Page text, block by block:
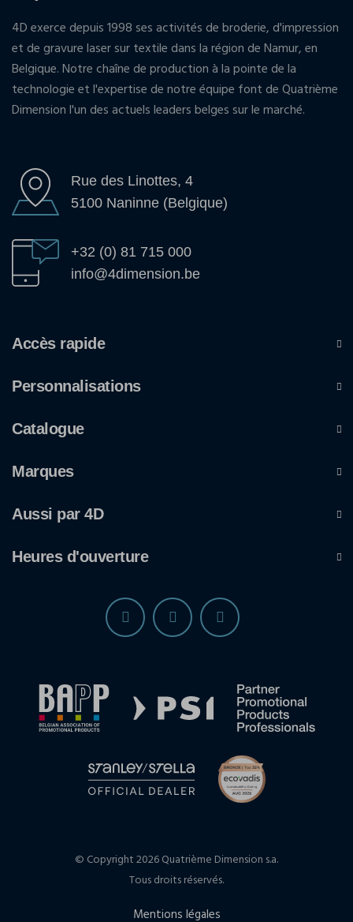
4D exerce depuis 1998 ses activités de broderie, d'impression
et de gravure laser sur textile dans la région de Namur, en
Belgique. Notre chaîne de production à la pointe de la
technologie et l'expertise de notre équipe font de Quatrième
Dimension l'un des actuels leaders belges sur le marché.
Rue des Linottes, 4
5100 Naninne (Belgique)
+32 (0) 81 715 000
info@4dimension.be
Accès rapide
Personnalisations
Catalogue
Marques
Aussi par 4D
Heures d'ouverture
© Copyright 2026 Quatrième Dimension s.a.
Tous droits réservés.
Mentions légales